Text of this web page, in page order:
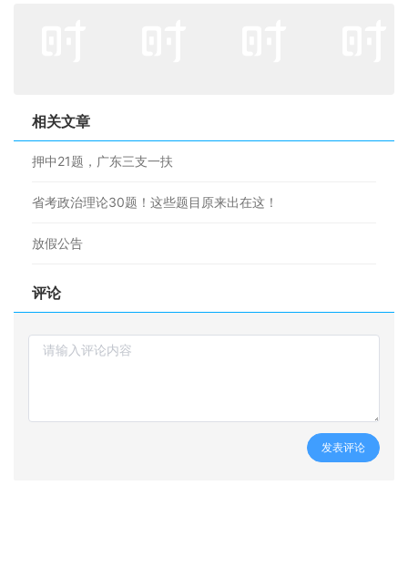
相关文章
押中21题，广东三支一扶
省考政治理论30题！这些题目原来出在这！
放假公告
评论
发表评论